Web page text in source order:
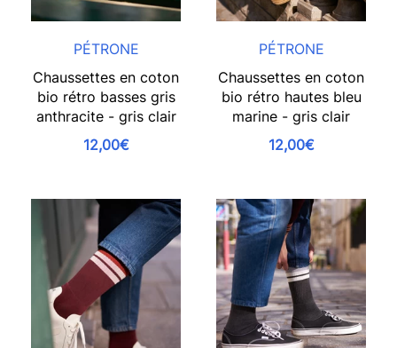
PÉTRONE
Chaussettes en coton
bio rétro basses gris
anthracite - gris clair
12,00€
PÉTRONE
Chaussettes en coton
bio rétro hautes bleu
marine - gris clair
12,00€